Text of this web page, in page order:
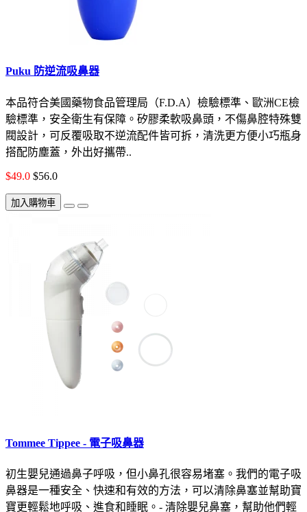
Puku 防逆流吸鼻器
本品符合美國藥物食品管理局（F.D.A）檢驗標準、歐洲CE檢
驗標準，安全衛生有保障。矽膠柔軟吸鼻頭，不傷鼻腔特殊雙
閥設計，可反覆吸取不逆流配件皆可拆，清洗更方便小巧瓶身
搭配防塵蓋，外出好攜帶..
$49.0 $56.0
加入購物車
Tommee Tippee - 電子吸鼻器
初生嬰兒通過鼻子呼吸，但小鼻孔很容易堵塞。我們的電子吸
鼻器是一種安全、快速和有效的方法，可以清除鼻塞並幫助寶
寶更輕鬆地呼吸、進食和睡眠。- 清除嬰兒鼻塞，幫助他們輕